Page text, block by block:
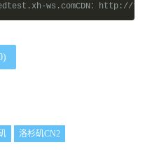
ws.comCDN：http://
)
洛杉矶CN2